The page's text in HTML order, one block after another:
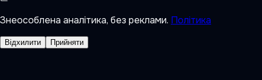
Знеособлена аналітика, без реклами. Політика
Відхилити Прийняти